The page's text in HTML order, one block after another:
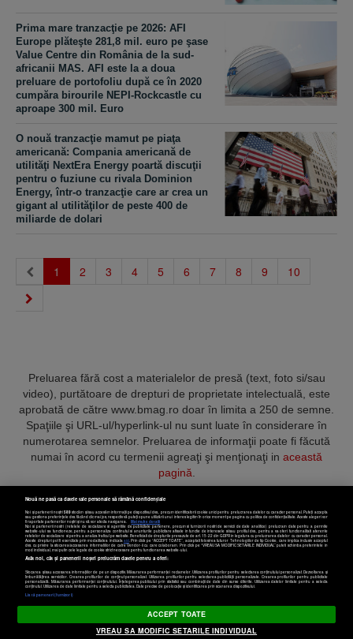
Prima mare tranzacţie pe 2026: AFI
Europe plăteşte 281,8 mil. euro pe şase
Value Centre din România de la sud-
africanii MAS. AFI este la a doua
preluare de portofoliu după ce în 2020
cumpăra birourile NEPI-Rockcastle cu
aproape 300 mil. Euro
O nouă tranzacţie mamut pe piaţa
americană: Compania americană de
utilităţi NextEra Energy poartă discuţii
pentru o fuziune cu rivala Dominion
Energy, într-o tranzacţie care ar crea un
gigant al utilităţilor de peste 400 de
miliarde de dolari
1 (current)
2 3 4 5 6 7 8 9 10
Preluarea fără cost a materialelor de presă (text, foto si/sau
video), purtătoare de drepturi de proprietate intelectuală, este
aprobată de către www.bmag.ro doar în limita a 250 de semne.
Spaţiile şi URL-ul/hyperlink-ul nu sunt luate în considerare în
numerotarea semnelor. Preluarea de informaţii poate fi făcută
numai în acord cu termenii agreaţi şi menţionaţi in această
pagină
Termeni și condiții Confidențialitate Cookies Contact
Copyright © 2025 BUSINESSMEX S.A.
Setări cookies
Nouă ne pasă ca datele tale personale să rămână confidențiale
Noi și partenerii noștri589stocăm și/sau accesăm informații pe dispozitivul dvs., precum identificatorii cookie unici pentru prelucrarea datelor cu caracter personal. Puteți accepta
sau gestiona preferințele dvs. făcând clic mai jos, respectiv vă puteți opune utilizării unui interes legitim în orice moment pe pagina cu politica de confidențialitate. Aceste alegeri vor
fi raportate partenerilor noștri și nu vă vor afecta navigarea.
Mai multe detalii
Noi si partenerii nostri (retelele de socializare si agentiile de publicitate partenere, precum si furnizorii nostri de servicii de date analitice) prelucram date pentru a permite
website-ului sa functioneze, pentru a personaliza continutul si anunturile publicitare afisate in functie de interesele si/sau profilul dvs., pentru a va oferi functionalitati aferente
retelelor de socializare si pentru a analiza traficul pe website. Beneficiati de drepturile prevazute de art. 15-22 din GDPR in legatura cu prelucrarea datelor cu caracter personal.
Aceste drepturi pot fi exercitate prin modalitatea indicataaici. Prin click pe “ACCEPT TOATE”, acceptati folosirea tuturor Tehnologiilor de tip Cookie, care implica inclusiv acceptul
dvs. cu privire la stocarea/accesarea informatiilor de catre Vendor-ii cu care colaboram. Prin click pe “VREAU SA MODIFIC SETARILE INDIVIDUAL” puteti schimba preferintele in
mod individual, mai putin cele legate de cookie strict necesare pentru functionarea website-ului.
Atât noi, cât și partenerii noștri prelucrăm datele pentru a oferi:
Stocarea și/sau accesarea informațiilor de pe un dispozitiv. Măsurarea performanței reclamelor. Utilizarea profilurilor pentru selectarea conținutului personalizat. Dezvoltarea și
îmbunătățirea serviciilor. Crearea profilurilor de conținut personalizat. Utilizarea profilurilor pentru selectarea publicității personalizate. Crearea profilurilor pentru publicitate
personalizată. Măsurarea performanței conținutului. Înțelegerea publicului prin statistici sau combinații de date din surse diferite. Utilizarea datelor limitate pentru a selecta
conținutul. Utilizarea de date limitate pentru a selecta publicitatea. Date precise de geolocație și identificarea prin scanarea dispozitivului.
Listă parteneri (furnizori)
ACCEPT TOATE
VREAU SA MODIFIC SETARILE INDIVIDUAL